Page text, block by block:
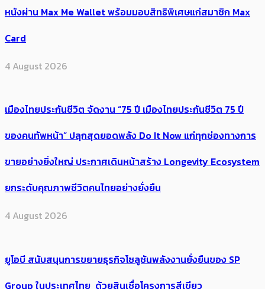
หนังผ่าน Max Me Wallet พร้อมมอบสิทธิพิเศษแก่สมาชิก Max
Card
4 August 2026
เมืองไทยประกันชีวิต จัดงาน “75 ปี เมืองไทยประกันชีวิต 75 ปี
ของคนทัพหน้า” ปลุกสุดยอดพลัง Do It Now แก่ทุกช่องทางการ
ขายอย่างยิ่งใหญ่ ประกาศเดินหน้าสร้าง Longevity Ecosystem
ยกระดับคุณภาพชีวิตคนไทยอย่างยั่งยืน
4 August 2026
ยูโอบี สนับสนุนการขยายธุรกิจโซลูชันพลังงานยั่งยืนของ SP
Group ในประเทศไทย ด้วยสินเชื่อโครงการสีเขียว